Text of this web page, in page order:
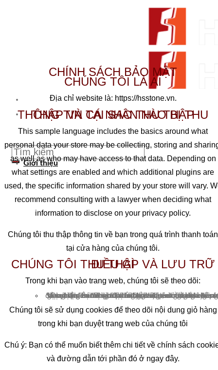
From Surfaces to Spaces
Tìm kiếm:
Giới thiệu
CHÍNH SÁCH BẢO MẬT
CHÚNG TÔI LÀ AI
Địa chỉ website là: https://hsstone.vn.
THÔNG TIN CÁ NHÂN NÀO BỊ THU THẬP VÀ TẠI SAO THU THẬP
This sample language includes the basics around what
personal data your store may be collecting, storing and
as well as who may have access to that data. Depending on
what settings are enabled and which additional plugins are
used, the specific information shared by your store will vary.
recommend consulting with a lawyer when deciding what
information to disclose on your privacy policy.
Chúng tôi thu thập thông tin về bạn trong quá trình thanh toán
tại cửa hàng của chúng tôi.
CHÚNG TÔI THU THẬP VÀ LƯU TRỮ ĐIỀU GÌ
Trong khi bạn vào trang web, chúng tôi sẽ theo dõi:
Sản phẩm bạn đã xem: chúng tôi sẽ sử dụng cho, ví dụ, hiển thị sản phẩm bạn đã xem gần đây
Vị trí, địa chỉ IP và loại trình duyệt: chúng tôi sẽ sử dụng cho các mục đích như ước tính thuế và giao hàng
Địa chỉ giao hàng: Chúng tôi sẽ yêu cầu bạn điền điều này để chúng tôi có thể, ví dụ, ước tính chi phí giao hàng trước khi bạn đặt hàng, và gửi đơn hàng cho bạn!
Chúng tôi sẽ sử dụng cookies để theo dõi nội dung giỏ hàng
trong khi bạn duyệt trang web của chúng tôi
Chú ý: Bạn có thể muốn biết thêm chi tiết về chính sách
và đường dẫn tới phần đó ở ngay đây.